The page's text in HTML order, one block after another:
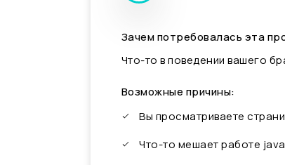
Зачем потребовалась эта
Что-то в поведении вашего
Возможные причины:
Вы просматриваете
Что-то мешает работе